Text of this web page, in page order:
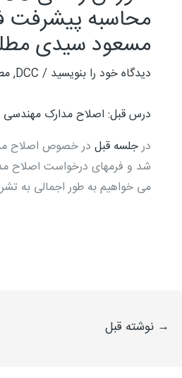
محاسبه پیشرفت
مسعود سیدی
دیدگاه‌ خود را بنویسید /
DCC
,
درس قبل: اصلاح مدارک مهندسی
درجلسه قبلدر خصوص اصلاح
شد و فرمهای درخواست اصلاح
می خواهیم به طور اجمالی به
→ نوشته قبل